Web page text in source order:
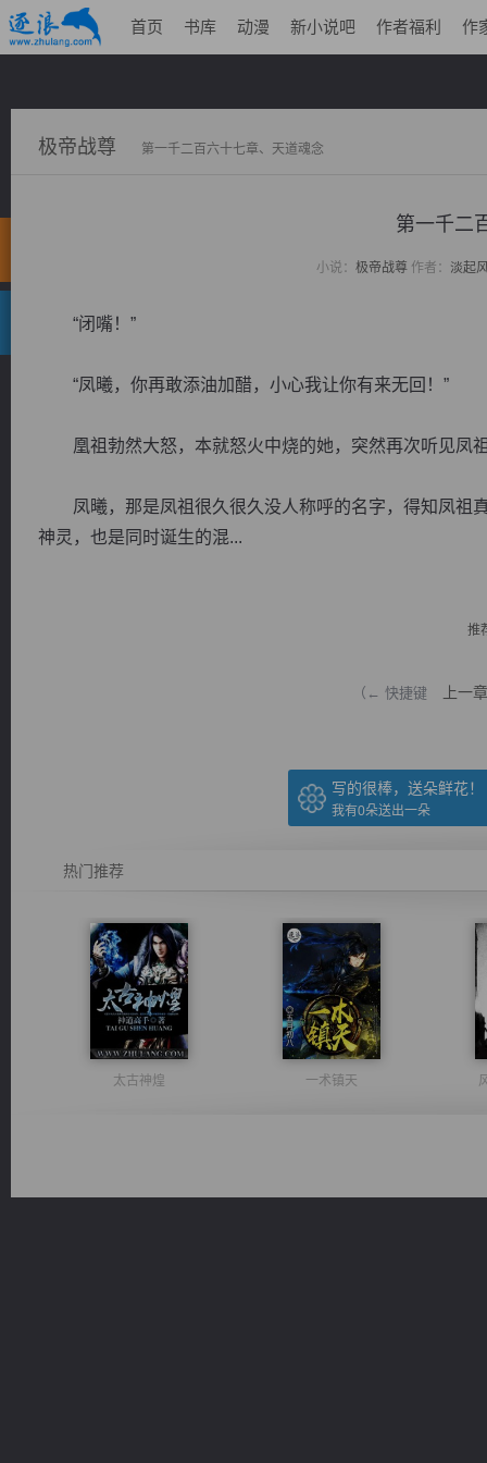
首页 书库 动漫 新小说吧 作者福利 作
极帝战尊 第一千二百六十七章、天道魂念
第一千二
小说： 极帝战尊作者： 淡起
“闭嘴！”
“凤曦，你再敢添油加醋，小心我让你有来无回！”
凰祖勃然大怒，本就怒火中烧的她，突然再次听见凤
凤曦，那是凤祖很久很久没人称呼的名字，得知凤祖
神灵，也是同时诞生的混...
推
（← 快捷键 上一章
写的很棒，送朵鲜花！
我有0朵送出一朵
热门推荐
太古神煌 一术镇天